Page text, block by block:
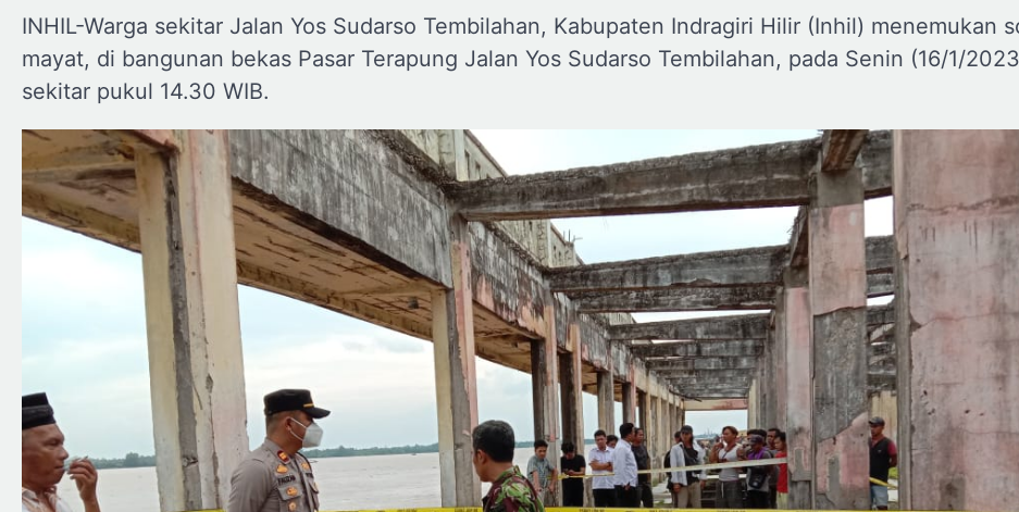
INHIL-Warga sekitar Jalan Yos Sudarso Tembilahan, Kabupaten Indragiri Hilir (Inhil) menemukan
mayat, di bangunan bekas Pasar Terapung Jalan Yos Sudarso Tembilahan, pada Senin (16/1/
sekitar pukul 14.30 WIB.